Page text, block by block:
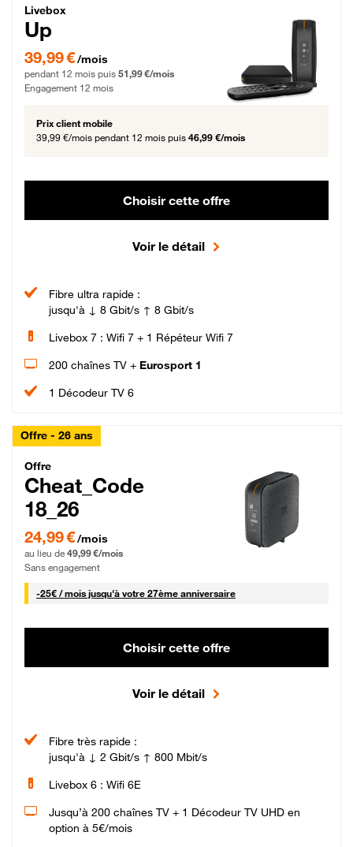
Livebox Up Fibre
Livebox
Up
39,99 € par mois pendant 12 mois puis 51,99 € par mois, Engagement 12 mois
39,99 €/mois
pendant 12 mois puis 51,99 €/mois
Engagement 12 mois
Prix client mobile
39,99 €/mois pendant 12 mois puis 46,99 €/mois
Choisir cette offre
Voir le détail
Fibre ultra rapide :
jusqu'à ↓ 8 Gbit/s ↑ 8 Gbit/s
Livebox 7 : Wifi 7 + 1 Répéteur Wifi 7
200 chaînes TV + Eurosport 1
1 Décodeur TV 6
Offre - 26 ans
Cheat_Code Fibre_18_26
Offre
Cheat_Code
18_26
24,99 € par mois pendant 0 mois puis 49,99 € par mois, Sans engagement
24,99 €/mois
au lieu de 49,99 €/mois
Sans engagement
-25€ / mois25 € par mois
jusqu'à votre 27ème anniversaire
Choisir cette offre
Voir le détail
Fibre très rapide :
jusqu'à ↓ 2 Gbit/s ↑ 800 Mbit/s
Livebox 6 : Wifi 6E
Jusqu’à 200 chaînes TV + 1 Décodeur TV UHD en
option à 5€/mois